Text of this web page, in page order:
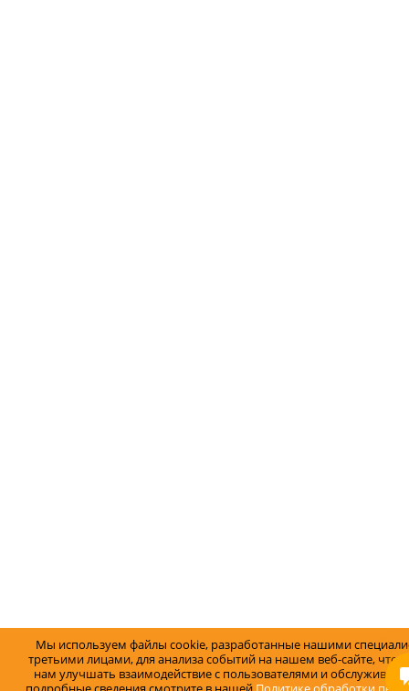
Мы используем файлы cookie, разработанные нашими
третьими лицами, для анализа событий на нашем веб-сайте, что
нам улучшать взаимодействие с пользователями и